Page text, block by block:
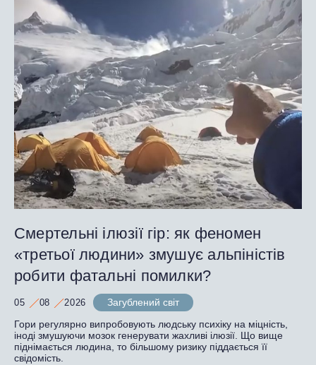
Смертельні ілюзії гір: як феномен
«третьої людини» змушує альпіністів
робити фатальні помилки?
05 08 2026
Загублений світ
Гори регулярно випробовують людську психіку на міцність,
іноді змушуючи мозок генерувати жахливі ілюзії. Що вище
піднімається людина, то більшому ризику піддається її
свідомість.